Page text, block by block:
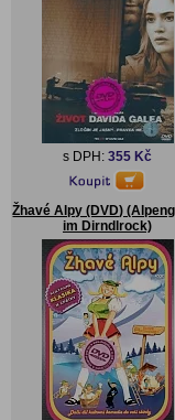
s DPH: 355 Kč
Žhavé Alpy (DVD)
im Dirndlrock)